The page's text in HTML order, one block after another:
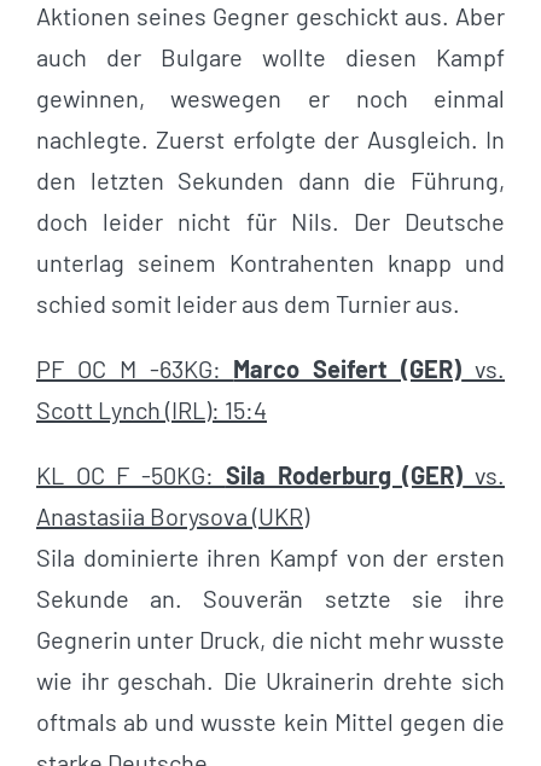
Aktionen seines Gegner geschickt aus. Aber
auch der Bulgare wollte diesen Kampf
gewinnen, weswegen er noch einmal
nachlegte. Zuerst erfolgte der Ausgleich. In
den letzten Sekunden dann die Führung,
doch leider nicht für Nils. Der Deutsche
unterlag seinem Kontrahenten knapp und
schied somit leider aus dem Turnier aus.
PF OC M -63KG: Marco Seifert (GER) vs.
Scott Lynch (IRL): 15:4
KL OC F -50KG: Sila Roderburg (GER) vs.
Anastasiia Borysova (UKR)
Sila dominierte ihren Kampf von der ersten
Sekunde an. Souverän setzte sie ihre
Gegnerin unter Druck, die nicht mehr wusste
wie ihr geschah. Die Ukrainerin drehte sich
oftmals ab und wusste kein Mittel gegen die